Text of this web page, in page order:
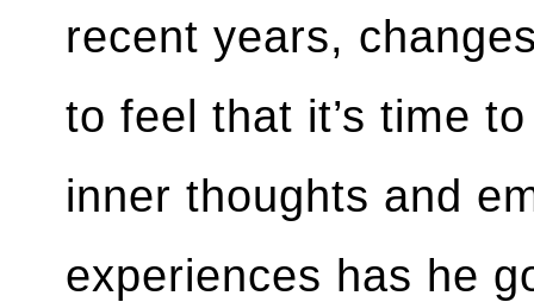
recent years,
to feel that it’s time
inner thoughts and
experiences has he